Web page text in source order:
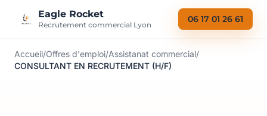
Eagle Rocket
Recrutement commercial Lyon
06 17 01 26 61
Accueil/Offres d'emploi/Assistanat commercial/
CONSULTANT EN RECRUTEMENT (H/F)